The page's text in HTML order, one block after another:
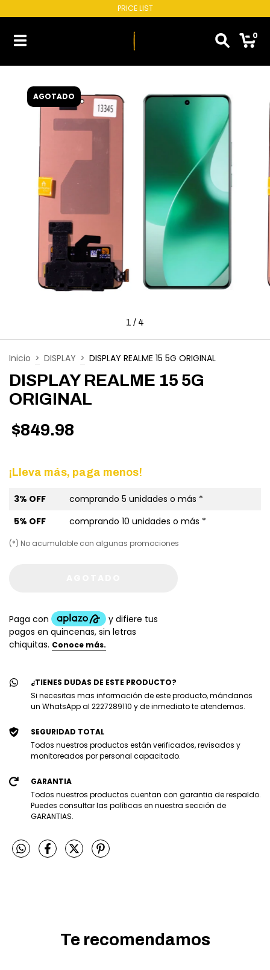
PRICE LIST
0
AGOTADO
1 / 4
Inicio > DISPLAY > DISPLAY REALME 15 5G ORIGINAL
DISPLAY REALME 15 5G
ORIGINAL
$849.98
¡Lleva más, paga menos!
3% OFF
comprando 5 unidades o más *
5% OFF
comprando 10 unidades o más *
(*) No acumulable con algunas promociones
¿TIENES DUDAS DE ESTE PRODUCTO?
Si necesitas mas información de este producto, mándanos
un WhatsApp al 2227289110 y de inmediato te atendemos.
SEGURIDAD TOTAL
Todos nuestros productos están verificados, revisados y
monitoreados por personal capacitado.
GARANTIA
Todos nuestros productos cuentan con garantia de respaldo.
Puedes consultar las políticas en nuestra sección de
GARANTIAS.
Te recomendamos